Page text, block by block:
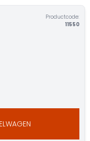
Productcode:
11550